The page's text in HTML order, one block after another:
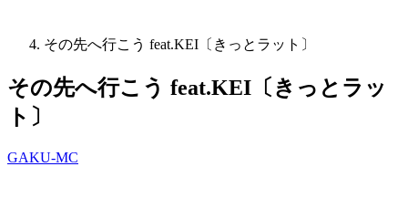
その先へ行こう feat.KEI〔きっとラット〕
その先へ行こう feat.KEI〔きっとラッ
ト〕
GAKU-MC